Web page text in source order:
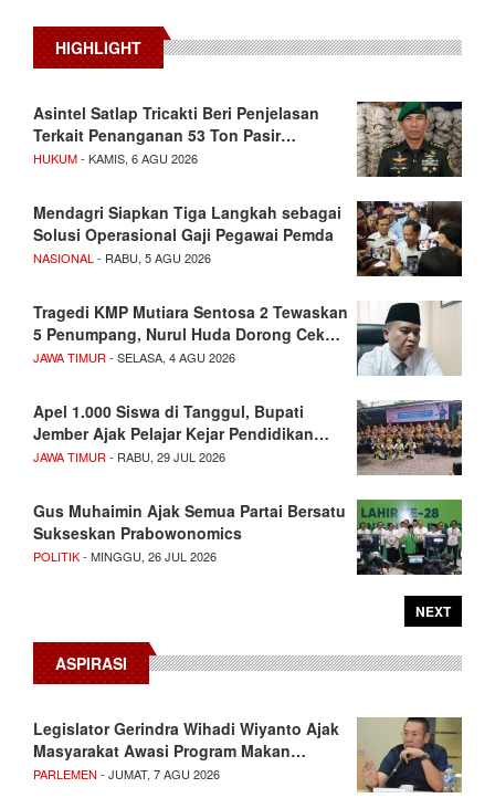
HIGHLIGHT
Asintel Satlap Tricakti Beri Penjelasan
Terkait Penanganan 53 Ton Pasir…
HUKUM- KAMIS, 6 AGU 2026
Mendagri Siapkan Tiga Langkah sebagai
Solusi Operasional Gaji Pegawai Pemda
NASIONAL - RABU, 5 AGU 2026
Tragedi KMP Mutiara Sentosa 2 Tewaskan
5 Penumpang, Nurul Huda Dorong Cek…
JAWA TIMUR - SELASA, 4 AGU 2026
Apel 1.000 Siswa di Tanggul, Bupati
Jember Ajak Pelajar Kejar Pendidikan…
JAWA TIMUR - RABU, 29 JUL 2026
Gus Muhaimin Ajak Semua Partai Bersatu
Sukseskan Prabowonomics
POLITIK- MINGGU, 26 JUL 2026
NEXT
ASPIRASI
Legislator Gerindra Wihadi Wiyanto Ajak
Masyarakat Awasi Program Makan…
PARLEMEN - JUMAT, 7 AGU 2026